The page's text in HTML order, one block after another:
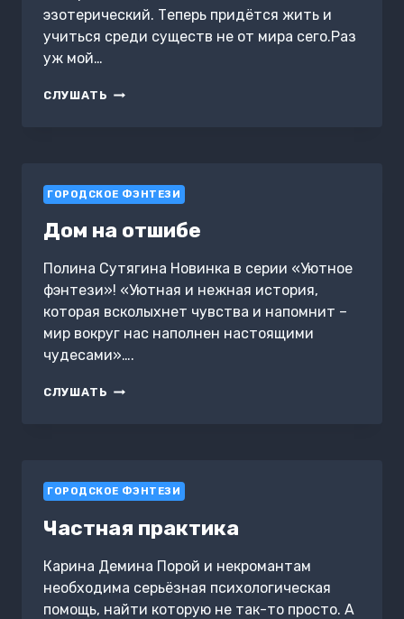
эзотерический. Теперь придётся жить и
учиться среди существ не от мира сего.Раз
уж мой…
СЛУШАТЬ ШАМАНКА
ГОРОДСКОЕ ФЭНТЕЗИ
Дом на отшибе
Полина Сутягина Новинка в серии «Уютное
фэнтези»! «Уютная и нежная история,
которая всколыхнет чувства и напомнит –
мир вокруг нас наполнен настоящими
чудесами»….
СЛУШАТЬ ДОМ
ГОРОДСКОЕ ФЭНТЕЗИ
Частная практика
Карина Демина Порой и некромантам
необходима серьёзная психологическая
помощь, найти которую не так-то просто. А